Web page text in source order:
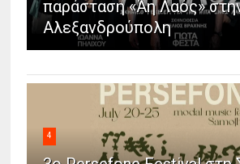
παράσταση «Άη Λαός»
Αλεξανδρούπολη
4